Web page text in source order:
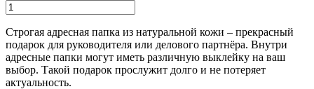
Строгая адресная папка из натуральной кожи – прекрасный
подарок для руководителя или делового партнёра. Внутри
адресные папки могут иметь различную выклейку на ваш
выбор. Такой подарок прослужит долго и не потеряет
актуальность.